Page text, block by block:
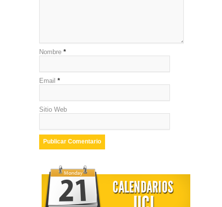
Nombre *
Email *
Sitio Web